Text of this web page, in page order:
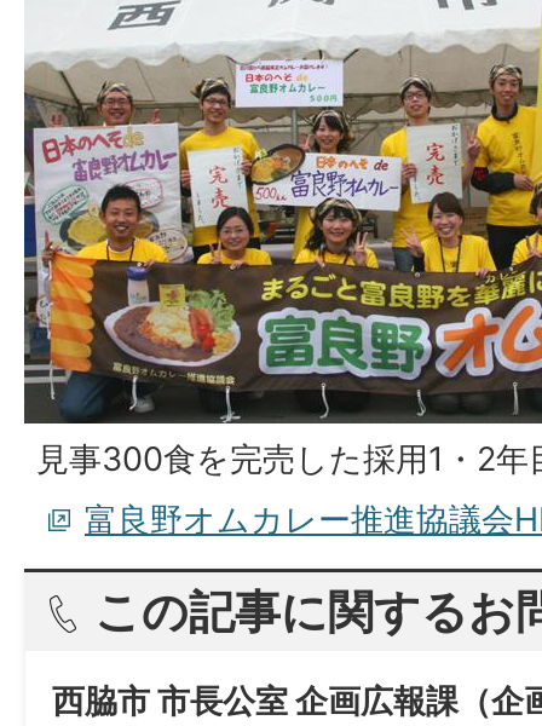
見事300食を完売した採用1・2年
富良野オムカレー推進協議会
この記事に関するお
西脇市 市長公室 企画広報課（企